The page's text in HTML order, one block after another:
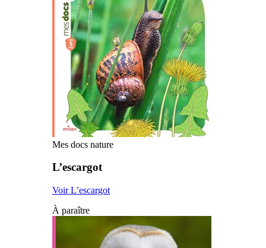
Mes docs nature
L’escargot
Voir L’escargot
À paraître